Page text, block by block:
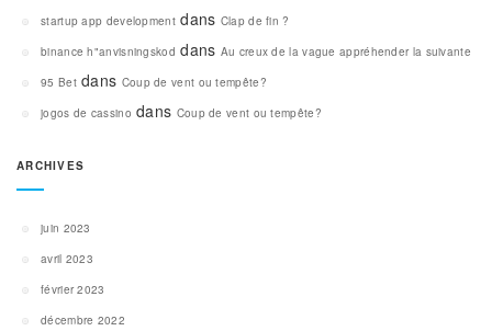
startup app developmentdans Clap de fin ?
binance h"anvisningskod dans Au creux de la vague appréhender la suivante
95 Betdans Coup de vent ou tempête?
jogos de cassino dans Coup de vent ou tempête?
ARCHIVES
juin 2023
avril 2023
février 2023
décembre 2022